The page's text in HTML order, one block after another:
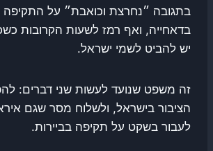
בתגובה ״נחרצת וכואבת״ על התקיפה
בדאחייה, ואף רמז לשעות הקרובות
יש להביט לשמי ישראל.
זה משפט שנועד לעשות שני דברים:
הציבור בישראל, ולשלוח מסר שגם
לעבור בשקט על תקיפה בביירות.